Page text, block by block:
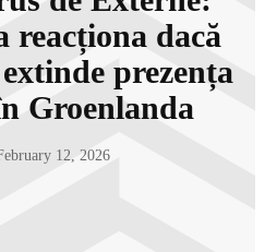
reacționa dacă
prezența
Groenlanda
12, 2026